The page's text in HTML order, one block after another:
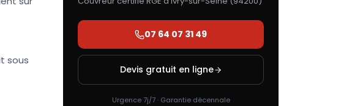
sous
07 64 07 31 49
Devis gratuit en ligne
Urgence 7j/7 · Garantie décennale